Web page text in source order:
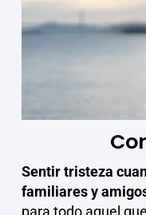
Sentir tristeza
familiares y
para todo aquel